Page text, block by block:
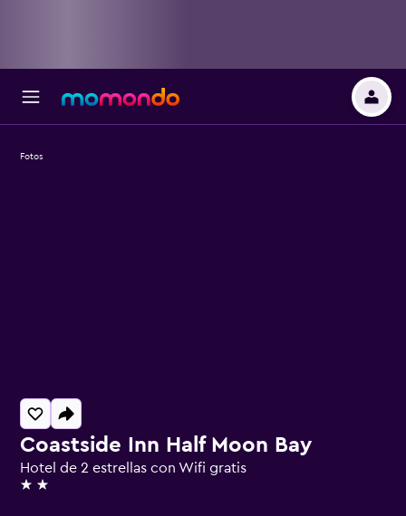
Coastside Inn Half Moon Bay
Hotel de 2 estrellas con Wifi gratis
2 estrellas
Fotos